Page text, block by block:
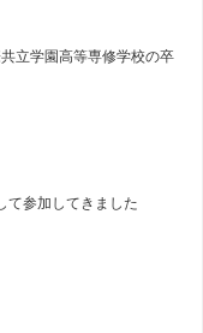
立学園高等専修学校の卒
て参加してきました